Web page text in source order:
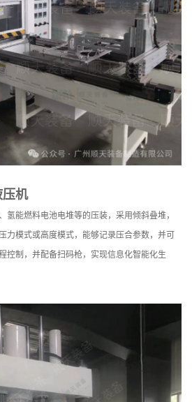
压机
氢能燃料电池电堆等的压装，采用倾斜叠堆，
力模式或高度模式，能够记录压合参数，并可
控制，并配备扫码枪，实现信息化智能化生